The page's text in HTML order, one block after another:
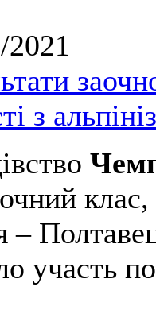
2021
з
клас,
–
участь